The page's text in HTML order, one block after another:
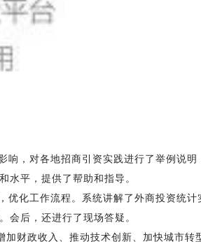
，对各地招商引资实践进行了举例说
平，提供了帮助和指导。
化工作流程。系统讲解了外商投资统计
后，还进行了现场答疑。
财政收入、推动技术创新、加快城市转